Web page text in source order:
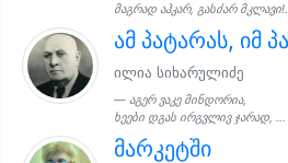
მაგრად აჰკარ, გასძარ
ამ პატარას, იმ
ილია სიხარულიძე
აგერ ვაკე მინდორია,
ხეები დგას ირგვლივ ჯარად, ...
მარკეტში